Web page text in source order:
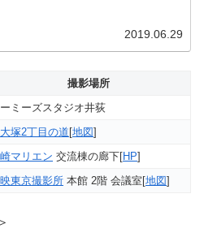
2019.06.29
撮影場所
ミーズスタジオ井荻
塚2丁目の道[地図]
マリエン 交流棟の廊下[HP]
東京撮影所 本館 2階 会議室[地図]